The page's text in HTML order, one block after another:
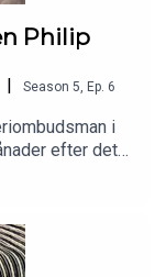
Philip
| Season 5, Ep. 6
i
efter detta
slösas bort.
det pratar vi om